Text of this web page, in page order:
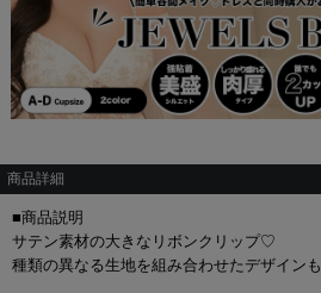
商品詳細
■商品説明
サテン素材の大きなリボンクリップ♡
種類の異なる生地を組み合わせたデザイン